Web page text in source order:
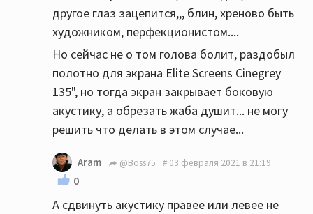
другое глаз зацепится,,, блин, хреново быть
художником, перфекционистом....
Но сейчас не о том голова болит, раздобыл
полотно для экрана Elite Screens Cinegrey
135", но тогда экран закрывает боковую
акустику, а обрезать жаба душит... не могу
решить что делать в этом случае...
Aram @Boss75 03 февраля 2021 в 21:19
0
А сдвинуть акустику правее или левее не